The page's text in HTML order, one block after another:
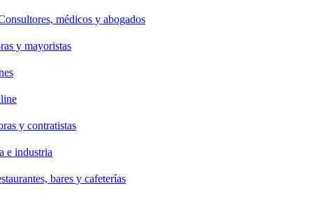
médicos y abogados
y mayoristas
y contratistas
e industria
bares y cafeterías